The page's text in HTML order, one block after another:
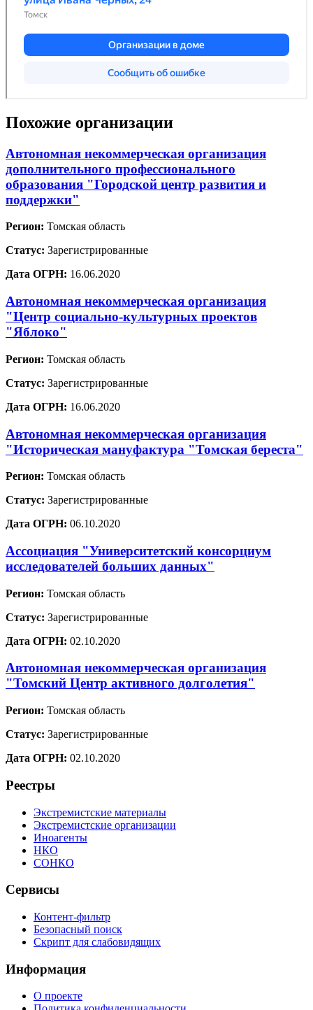
Похожие организации
Автономная некоммерческая организация
дополнительного профессионального
образования "Городской центр развития и
поддержки"
Регион: Томская область
Статус: Зарегистрированные
Дата ОГРН: 16.06.2020
Автономная некоммерческая организация
"Центр социально-культурных проектов
"Яблоко"
Регион: Томская область
Статус: Зарегистрированные
Дата ОГРН: 16.06.2020
Автономная некоммерческая организация
"Историческая мануфактура "Томская береста"
Регион: Томская область
Статус: Зарегистрированные
Дата ОГРН: 06.10.2020
Ассоциация "Университетский консорциум
исследователей больших данных"
Регион: Томская область
Статус: Зарегистрированные
Дата ОГРН: 02.10.2020
Автономная некоммерческая организация
"Томский Центр активного долголетия"
Регион: Томская область
Статус: Зарегистрированные
Дата ОГРН: 02.10.2020
Реестры
Экстремистские материалы
Экстремистские организации
Иноагенты
НКО
СОНКО
Сервисы
Контент-фильтр
Безопасный поиск
Скрипт для слабовидящих
Информация
О проекте